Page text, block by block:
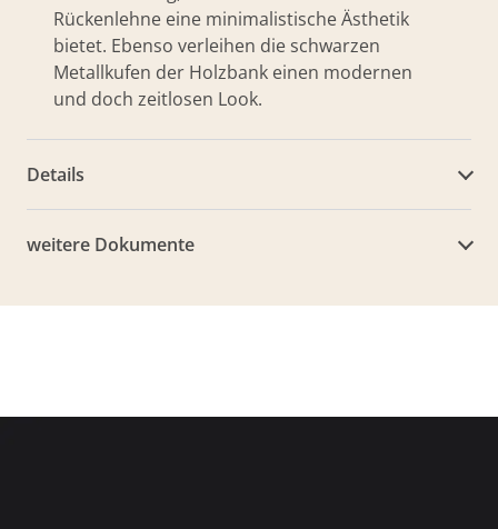
Rückenlehne eine minimalistische Ästhetik
bietet. Ebenso verleihen die schwarzen
Metallkufen der Holzbank einen modernen
und doch zeitlosen Look.
Details
weitere Dokumente